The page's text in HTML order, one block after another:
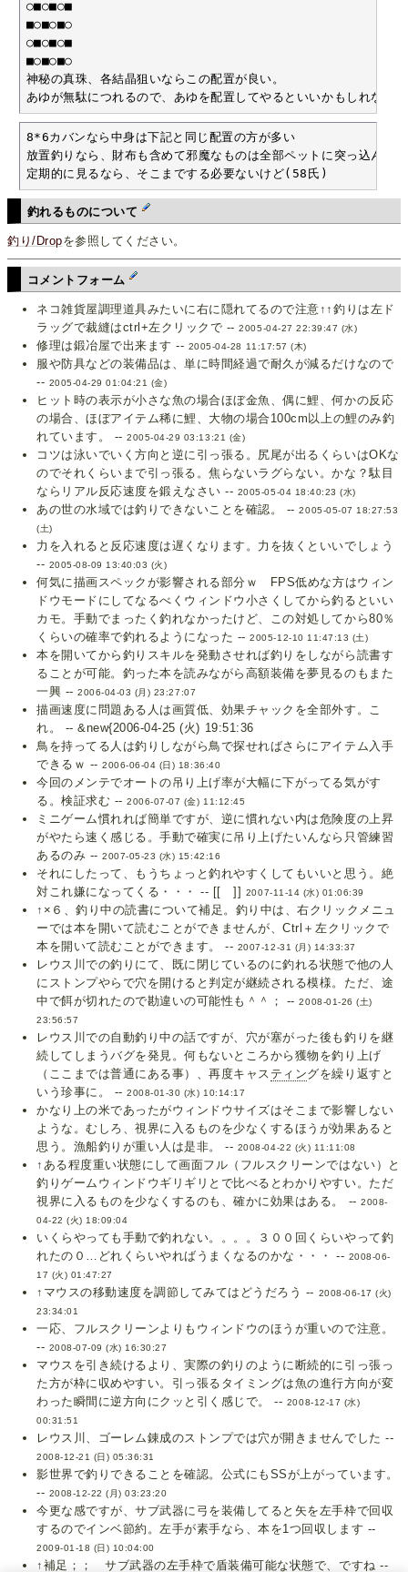
○■○■○■
■○■○■○
○■○■○■
■○■○■○
神秘の真珠、各結晶狙いならこの配置が良い。
あゆが無駄につれるので、あゆを配置してやるといいかもしれない
8*6カバンなら中身は下記と同じ配置の方が多い
放置釣りなら、財布も含めて邪魔なものは全部ペットに突っ込んで
定期的に見るなら、そこまでする必要ないけど(58氏)
釣れるものについて
釣り/Dropを参照してください。
コメントフォーム
ネコ雑貨屋調理道具みたいに右に隠れてるので注意↑↑釣りは左ド
ラッグで裁縫はctrl+左クリックで --2005-04-27 22:39:47 (水)
修理は鍛冶屋で出来ます -- 2005-04-28 11:17:57 (木)
服や防具などの装備品は、単に時間経過で耐久が減るだけなので
-- 2005-04-29 01:04:21 (金)
ヒット時の表示が小さな魚の場合ほぼ金魚、偶に鯉、何かの反応
の場合、ほぼアイテム稀に鯉、大物の場合100cm以上の鯉のみ釣
れています。 --2005-04-29 03:13:21 (金)
コツは泳いでいく方向と逆に引っ張る。尻尾が出るくらいはOKな
のでそれくらいまで引っ張る。焦らないラグらない。かな？駄目
ならリアル反応速度を鍛えなさい -- 2005-05-04 18:40:23 (水)
あの世の水域では釣りできないことを確認。 --2005-05-07 18:27:53
(土)
力を入れると反応速度は遅くなります。力を抜くといいでしょう
-- 2005-08-09 13:40:03 (火)
何気に描画スペックが影響される部分ｗ FPS低めな方はウィン
ドウモードにしてなるべくウィンドウ小さくしてから釣るといい
カモ。手動でまったく釣れなかったけど、この対処してから80％
くらいの確率で釣れるようになった --2005-12-10 11:47:13 (土)
本を開いてから釣りスキルを発動させれば釣りをしながら読書す
ることが可能。釣った本を読みながら高額装備を夢見るのもまた
一興 --2006-04-03 (月) 23:27:07
描画速度に問題ある人は画質低、効果チャックを全部外す。こ
れ。 -- &new{2006-04-25 (火) 19:51:36
鳥を持ってる人は釣りしながら鳥で探せればさらにアイテム入手
できるｗ --2006-06-04 (日) 18:36:40
今回のメンテでオートの吊り上げ率が大幅に下がってる気がす
る。検証求む --2006-07-07 (金) 11:12:45
ミニゲーム慣れれば簡単ですが、逆に慣れない内は危険度の上昇
がやたら速く感じる。手動で確実に吊り上げたいんなら只管練習
あるのみ --2007-05-23 (水) 15:42:16
それにしたって、もうちょっと釣れやすくしてもいいと思う。絶
対これ嫌になってくる・・・ -- [[ ]]
2007-11-14 (水) 01:06:39
↑×６、釣り中の読書について補足。釣り中は、右クリックメニュ
ーでは本を開いて読むことができませんが、Ctrl＋左クリックで
本を開いて読むことができます。 -- 2007-12-31 (月) 14:33:37
レウス川での釣りにて、既に閉じているのに釣れる状態で他の人
にストンプやらで穴を開けると判定が継続される模様。ただ、途
中で餌が切れたので勘違いの可能性も＾＾； --2008-01-26 (土)
23:56:57
レウス川での自動釣り中の話ですが、穴が塞がった後も釣りを継
続してしまうバグを発見。何もないところから獲物を釣り上げ
（ここまでは普通にある事）、再度キャス ティングを繰り返すと
いう珍事に。 --2008-01-30 (水) 10:14:17
かなり上の米であったがウィンドウサイズはそこまで影響しない
ような。むしろ、視界に入るものを少なくするほうが効果あると
思う。漁船釣りが重い人は是非。 -- 2008-04-22 (火) 11:11:08
↑ある程度重い状態にして画面フル（フルスクリーンではない）と
釣りゲームウィンドウギリギリとで比べるとわかりやすい。ただ
視界に入るものを少なくするのも、確かに効果はある。 --2008-
04-22 (火) 18:09:04
いくらやっても手動で釣れない。。。。３００回くらいやって釣
れたの０…どれくらいやればうまくなるのかな・・・ -- 2008-06-
17 (火) 01:47:27
↑マウスの移動速度を調節してみてはどうだろう -- 2008-06-17 (火)
23:34:01
一応、フルスクリーンよりもウィンドウのほうが重いので注意。
-- 2008-07-09 (水) 16:30:27
マウスを引き続けるより、実際の釣りのように断続的に引っ張っ
た方が枠に収めやすい。引っ張るタイミングは魚の進行方向が変
わった瞬間に逆方向にクッと引く感じで。 -- 2008-12-17 (水)
00:31:51
レウス川、ゴーレム錬成のストンプでは穴が開きませんでした --
2008-12-21 (日) 05:36:31
影世界で釣りできることを確認。公式にもSSが上がっています。
-- 2008-12-22 (月) 03:23:20
今更な感ですが、サブ武器に弓を装備してると矢を左手枠で回収
するのでインベ節約。左手が素手なら、本を1つ回収します --
2009-01-18 (日) 10:04:00
↑補足；； サブ武器の左手枠で盾装備可能な状態で、ですね --